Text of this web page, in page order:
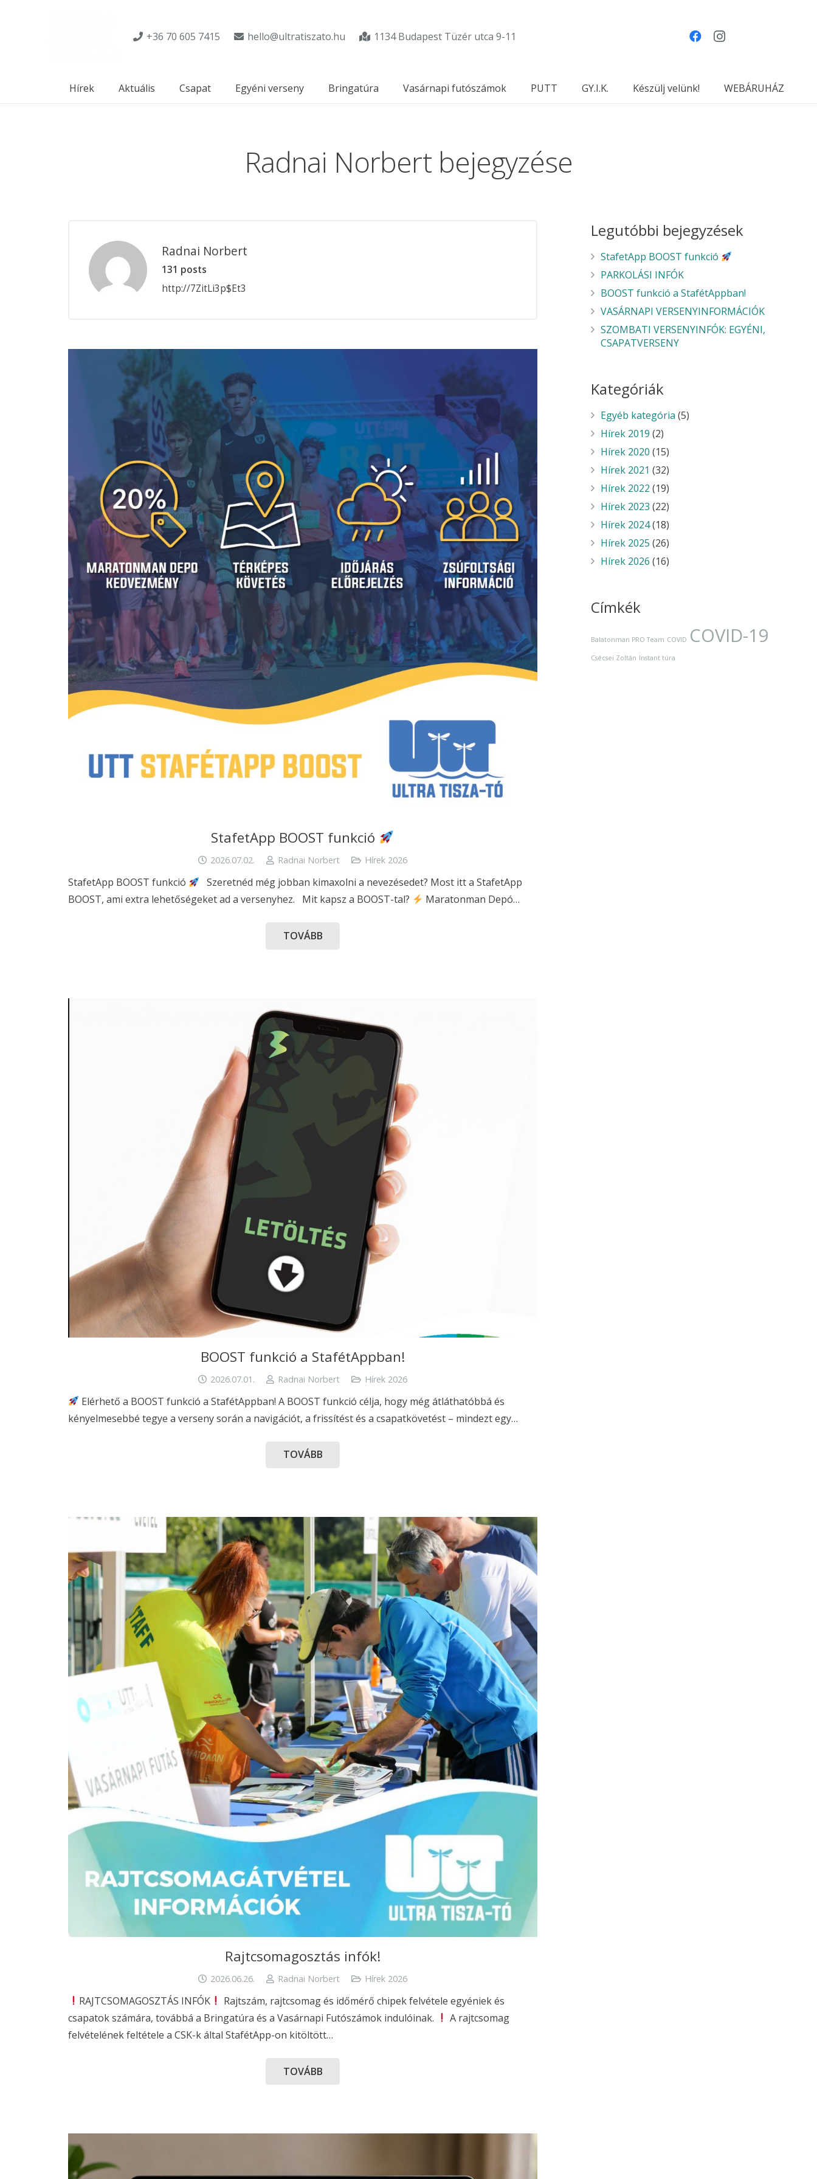
+36 70 605 7415 hello@ultratiszato.hu 1134 Budapest Tüzér utca 9-11
Hírek Aktuális Csapat Egyéni verseny Bringatúra Vasárnapi futószámok PUTT GY.I.K. Készülj velünk! WEBÁRUHÁZ
Radnai Norbert bejegyzése
Radnai Norbert
131 posts
http://7ZitLi3p$Et3
StafetApp BOOST funkció
2026.07.02. Radnai Norbert Hírek 2026
StafetApp BOOST funkció
Szeretnéd még jobban kimaxolni a nevezésedet? Most itt a StafetApp
BOOST, ami extra lehetőségeket ad a versenyhez. Mit kapsz a BOOST-tal?
Maratonman Depó…
TOVÁBB
BOOST funkció a StafétAppban!
2026.07.01. Radnai Norbert Hírek 2026
Elérhető a BOOST funkció a StafétAppban! A BOOST funkció célja, hogy még átláthatóbbá és
kényelmesebbé tegye a verseny során a navigációt, a frissítést és a csapatkövetést – mindezt egy…
TOVÁBB
Rajtcsomagosztás infók!
2026.06.26. Radnai Norbert Hírek 2026
RAJTCSOMAGOSZTÁS INFÓK
Rajtszám, rajtcsomag és időmérő chipek felvétele egyéniek és
csapatok számára, továbbá a Bringatúra és a Vasárnapi Futószámok indulóinak.
A rajtcsomag
felvételének feltétele a CSK-k által StafétApp-on kitöltött…
TOVÁBB
Legutóbbi bejegyzések
StafetApp BOOST funkció
PARKOLÁSI INFÓK
BOOST funkció a StafétAppban!
VASÁRNAPI VERSENYINFORMÁCIÓK
SZOMBATI VERSENYINFÓK: EGYÉNI,
CSAPATVERSENY
Kategóriák
Egyéb kategória (5)
Hírek 2019 (2)
Hírek 2020 (15)
Hírek 2021 (32)
Hírek 2022 (19)
Hírek 2023 (22)
Hírek 2024(18)
Hírek 2025 (26)
Hírek 2026 (16)
Címkék
Balatonman PRO Team COVID COVID-19
Csécsei Zoltán Instant túra